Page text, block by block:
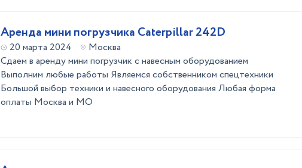
Аренда мини погрузчика Caterpillar 242D
20 марта 2024
Москва
Сдаем в аренду мини погрузчик с навесным оборудованием
Выполним любые работы Являемся собственником спецтехники
Большой выбор техники и навесного оборудования Любая форма
оплаты Москва и МО